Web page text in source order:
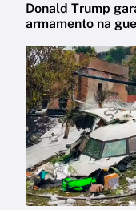
Donald Trump
armamento na